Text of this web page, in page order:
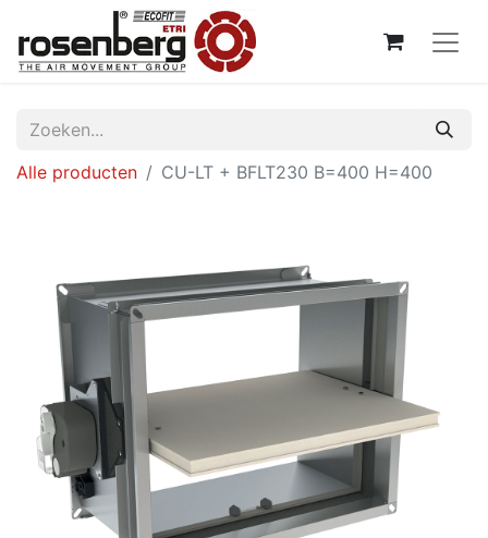
Alle producten CU-LT + BFLT230 B=400 H=400